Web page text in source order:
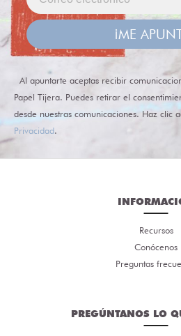
¡ME
Al apuntarte aceptas recibir
Papel Tijera. Puedes retirar el
desde nuestras comunicaciones. Haz clic
Privacidad.
Recursos
Conócenos
Preguntas
PREGÚNTANOS LO